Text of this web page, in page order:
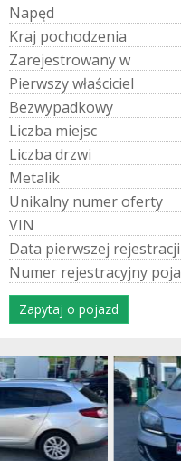
Napęd
Kraj pochodzenia
Zarejestrowanyw
Pierwszywłaściciel
Bezwypadkowy
Liczba miejsc
Liczba drzwi
Metalik
Unikalny numeroferty
VIN
Data pierwszej rejestracji
Numer rejestracyjny poja
Zapytaj o pojazd